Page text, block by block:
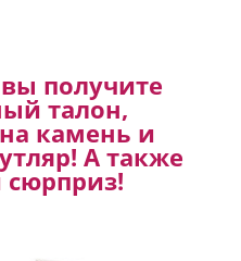
получите
талон,
камень и
А также